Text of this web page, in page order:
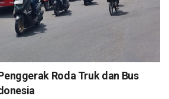
Roda Truk dan Bus